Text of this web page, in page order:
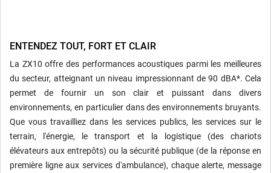
ENTENDEZ TOUT, FORT ET CLAIR
La ZX10 offre des performances acoustiques parmi les meilleures
du secteur, atteignant un niveau impressionnant de 90 dBA*. Cela
permet de fournir un son clair et puissant dans divers
environnements, en particulier dans des environnements bruyants.
Que vous travailliez dans les services publics, les services sur le
terrain, l'énergie, le transport et la logistique (des chariots
élévateurs aux entrepôts) ou la sécurité publique (de la réponse en
première ligne aux services d'ambulance), chaque alerte, message